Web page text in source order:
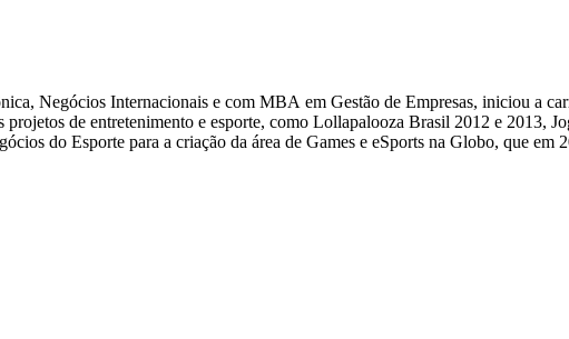
Negócios Internacionais e com MBA em Gestão de Empresas, iniciou a
de entretenimento e esporte, como Lollapalooza Brasil 2012 e 2013,
do Esporte para a criação da área de Games e eSports na Globo, que